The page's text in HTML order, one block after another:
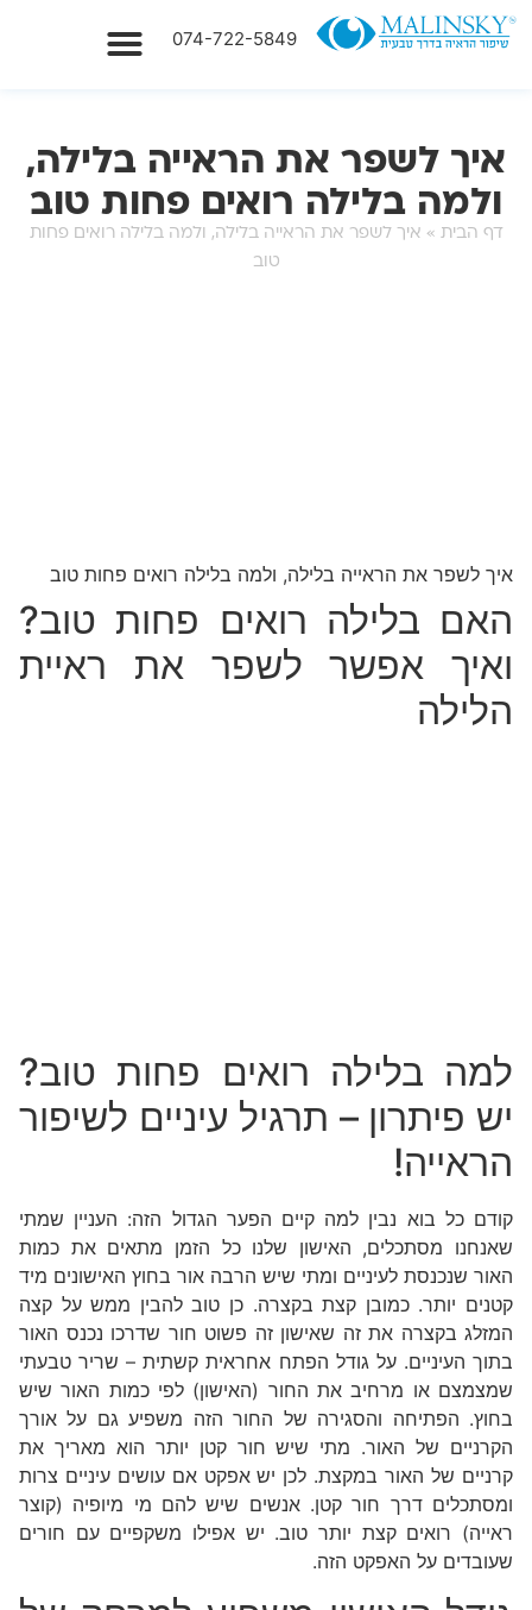
074-722-5849
איך לשפר את הראייה בלילה,
ולמה בלילה רואים פחות טוב
דף הבית » איך לשפר את הראייה בלילה, ולמה בלילה רואים פחות
טוב
איך לשפר את הראייה בלילה, ולמה בלילה רואים פחות טוב
האם בלילה רואים פחות טוב?
ואיך אפשר לשפר את ראיית
הלילה
למה בלילה רואים פחות טוב?
יש פיתרון – תרגיל עיניים לשיפור
הראייה!
קודם כל בוא נבין למה קיים הפער הגדול הזה: העניין שמתי
שאנחנו מסתכלים, האישון שלנו כל הזמן מתאים את כמות
האור שנכנסת לעיניים ומתי שיש הרבה אור בחוץ האישונים מיד
קטנים יותר. כמובן קצת בקצרה. כן טוב להבין ממש על קצה
המזלג בקצרה את זה שאישון זה פשוט חור שדרכו נכנס האור
בתוך העיניים. על גודל הפתח אחראית קשתית – שריר טבעתי
שמצמצם או מרחיב את החור (האישון) לפי כמות האור שיש
בחוץ. הפתיחה והסגירה של החור הזה משפיע גם על אורך
הקרניים של האור. מתי שיש חור קטן יותר הוא מאריך את
קרניים של האור במקצת. לכן יש אפקט אם עושים עיניים צרות
ומסתכלים דרך חור קטן. אנשים שיש להם מי מיופיה (קוצר
ראייה) רואים קצת יותר טוב. יש אפילו משקפיים עם חורים
שעובדים על האפקט הזה.